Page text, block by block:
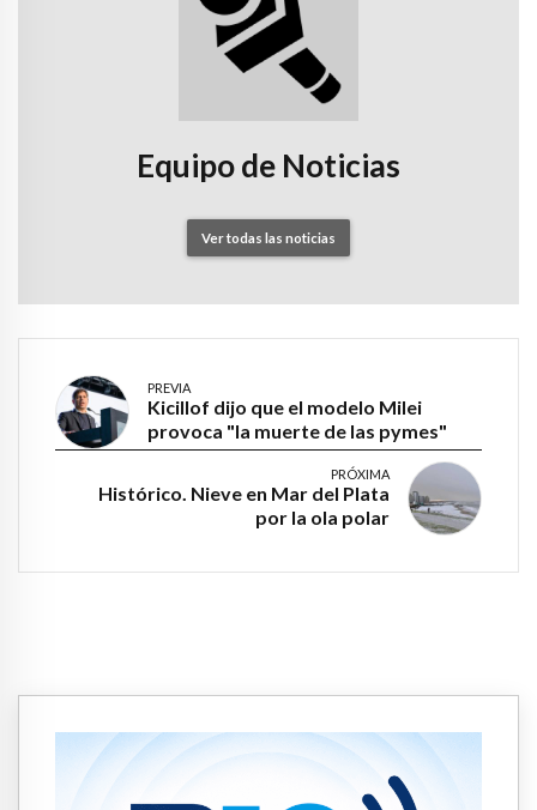
Equipo de Noticias
Ver todas las noticias
PREVIA
Kicillof dijo que el modelo Milei
provoca "la muerte de las pymes"
PRÓXIMA
Histórico. Nieve en Mar del Plata
por la ola polar